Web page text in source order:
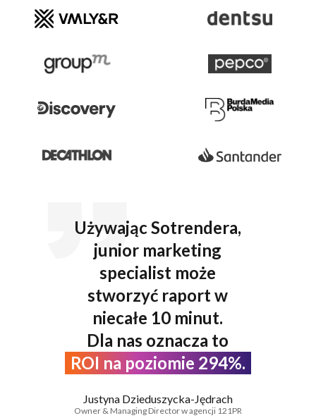
Używając Sotrendera,
junior marketing
specialist może
stworzyć raport w
niecałe 10 minut.
Dla nas oznacza to
ROI na poziomie 294%.
Justyna Dzieduszycka-Jędrach
Owner & Managing Director w agencji 121PR